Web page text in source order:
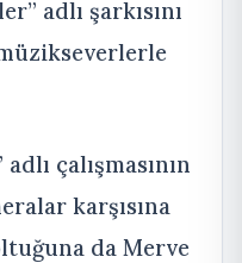
adlı şarkısını
çalışmasının
karşısına
da Merve